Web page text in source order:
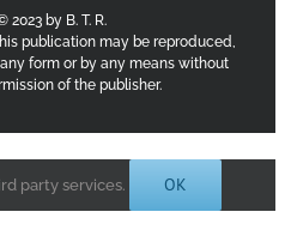
2023 by B. T. R.
publication may be reproduced,
form or by any means without
of the publisher.
party services. OK